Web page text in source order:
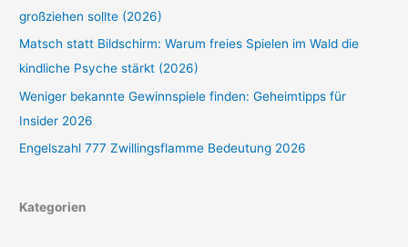
großziehen sollte (2026)
Matsch statt Bildschirm: Warum freies Spielen im Wald die
kindliche Psyche stärkt (2026)
Weniger bekannte Gewinnspiele finden: Geheimtipps für
Insider 2026
Engelszahl 777 Zwillingsflamme Bedeutung 2026
Kategorien